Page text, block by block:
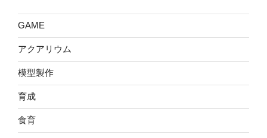
GAME
アクアリウム
模型製作
育成
食育